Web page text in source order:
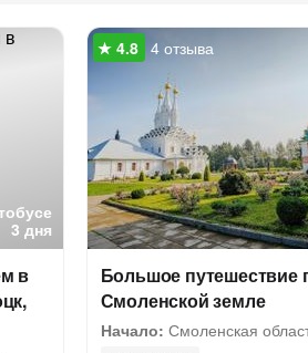
3 дня
в
4 отзыва
Большое путешествие
Смоленской земле
Начало: Смоленская